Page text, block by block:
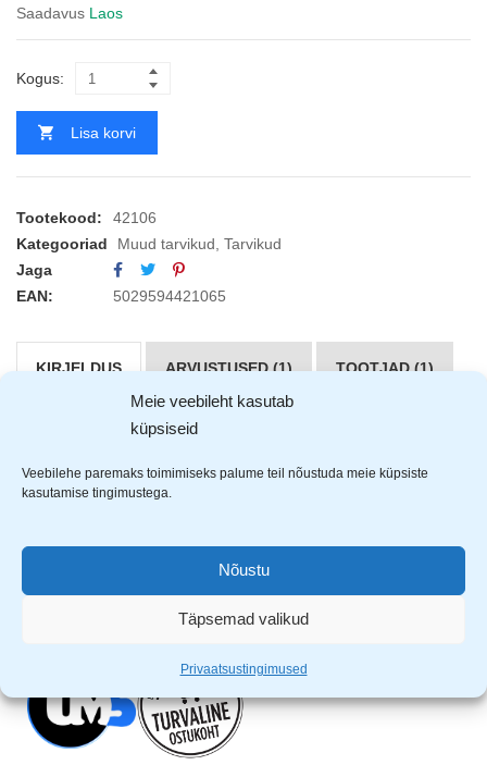
Meie veebileht kasutab
küpsiseid
Veebilehe paremaks toimimiseks palume teil nõustuda meie küpsiste
kasutamise tingimustega.
Nõustu
Täpsemad valikud
Privaatsustingimused
Saadavus Laos
Kogus:
Lisa korvi
Tootekood:
42106
Kategooriad
Muud tarvikud Tarvikud
Jaga
EAN:
5029594421065
KIRJELDUS ARVUSTUSED (1) TOOTJAD (1)
lehtrite komplekti kuulub 4 erineva suurusega